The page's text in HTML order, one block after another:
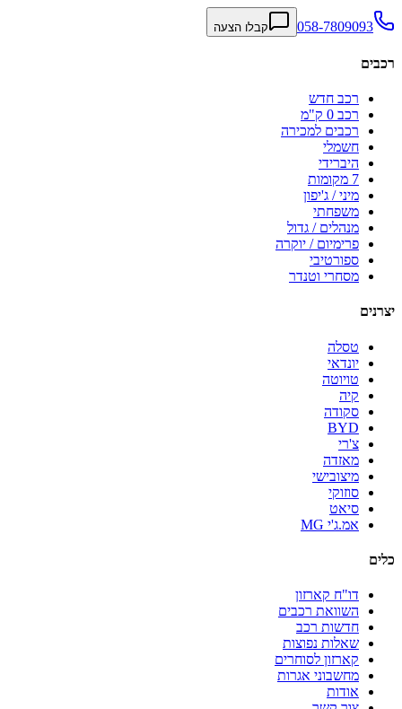
058-7809093 קבלו הצעה
רכבים
רכב חדש
רכב 0 ק"מ
רכבים למכירה
חשמלי
היברידי
7 מקומות
מיני / ג'יפון
משפחתי
מנהלים / גדול
פרימיום / יוקרה
ספורטיבי
מסחרי וטנדר
יצרנים
טסלה
יונדאי
טויוטה
קיה
סקודה
BYD
צ'רי
מאזדה
מיצובישי
סוזוקי
סיאט
אמ.ג'י MG
כלים
דו"ח קארזון
השוואת רכבים
חדשות רכב
שאלות נפוצות
קארזון לסוחרים
מחשבוני אגרות
אודות